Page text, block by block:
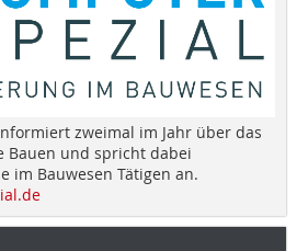
zweimal im Jahr über das
Bauen und spricht dabei
im Bauwesen Tätigen an.